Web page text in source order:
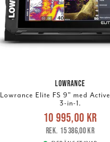
LOWRANCE
Lowrance Elite FS 9" med
3-in-1.
Nuvarande pris
10 995,00 krTidigare
15 386,00 kr
10 995,00 kr
15 386,00 kr